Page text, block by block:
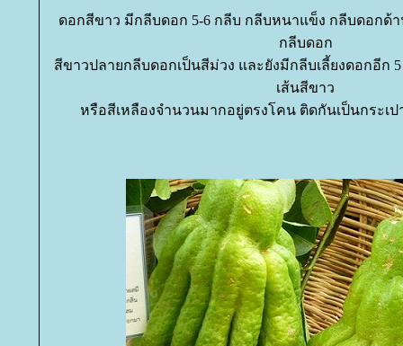
ดอกสีขาว มีกลีบดอก 5-6 กลีบ กลีบหนาแข็ง กลีบดอกด้
กลีบดอก
สีขาวปลายกลีบดอกเป็นสีม่วง และยังมีกลีบเลี้ยงดอกอีก
เส้นสีขาว
หรือสีเหลืองจำนวนมากอยู่ตรงโคน ติดกันเป็นกระเป